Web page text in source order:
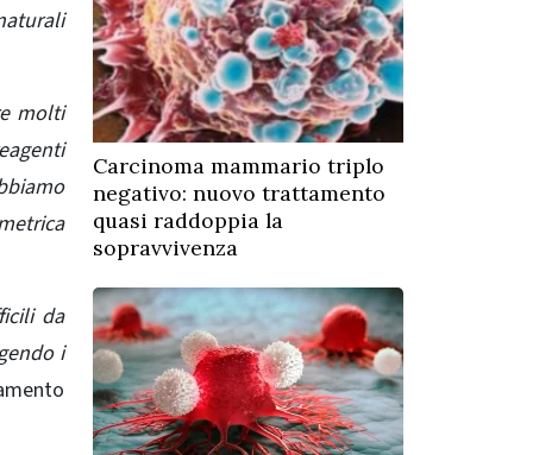
molti
da
i
Carcinoma mammario triplo
negativo: nuovo trattamento
quasi raddoppia la
sopravvivenza